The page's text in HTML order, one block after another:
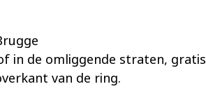
in de omliggende straten, gratis
van de ring.